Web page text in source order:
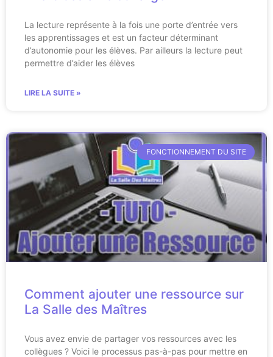
La lecture représente à la fois une porte d’entrée vers
les apprentissages et est un facteur déterminant
d’autonomie pour les élèves. Par ailleurs la lecture peut
permettre d’aider les élèves
LIRE LA SUITE »
FONCTIONNEMENT DU SITE
Comment ajouter une ressource sur
La Salle des Maîtres
Vous avez envie de partager vos ressources avec les
collègues ? Voici le processus pas-à-pas pour mettre en